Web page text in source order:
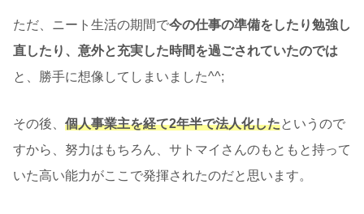
ただ、ニート生活の期間で今の仕事の準備をしたり勉強し
直したり、意外と充実した時間を過ごされていたのでは
と、勝手に想像してしまいました^^;
その後、 個人事業主を経て2年半で法人化したというので
すから、努力はもちろん、サトマイさんのもともと持って
いた高い能力がここで発揮されたのだと思います。